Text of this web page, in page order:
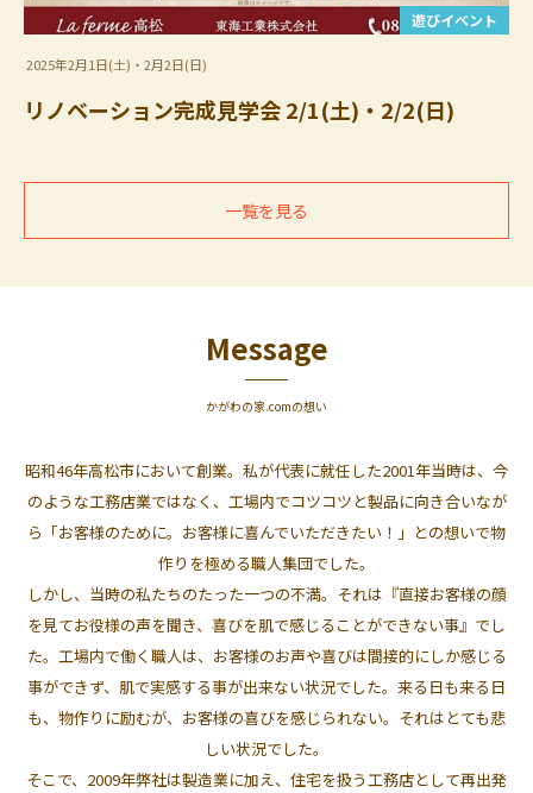
遊びイベント
2025年2月1日(土)・2月2日(日)
リノベーション完成見学会 2/1(土)・2/2(日)
一覧を見る
Message
かがわの家.comの想い
昭和46年高松市において創業。私が代表に就任した2001年当時は、今
のような工務店業ではなく、工場内でコツコツと製品に向き合いなが
ら「お客様のために。お客様に喜んでいただきたい！」との想いで物
作りを極める職人集団でした。
しかし、当時の私たちのたった一つの不満。それは『直接お客様の顔
を見てお役様の声を聞き、喜びを肌で感じることができない事』でし
た。工場内で働く職人は、お客様のお声や喜びは間接的にしか感じる
事ができず、肌で実感する事が出来ない状況でした。来る日も来る日
も、物作りに励むが、お客様の喜びを感じられない。それはとても悲
しい状況でした。
そこで、2009年弊社は製造業に加え、住宅を扱う工務店として再出発